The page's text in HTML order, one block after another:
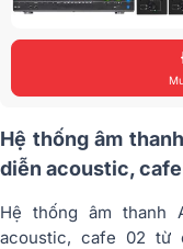
Hệ thống âm
diễn acoustic,
Hệ thống âm thanh
acoustic, cafe 02 từ